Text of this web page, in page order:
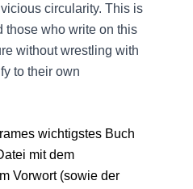
circularity. This is
those who write on this
without wrestling with
to their own
wichtigstes Buch
mit dem
Vorwort (sowie der